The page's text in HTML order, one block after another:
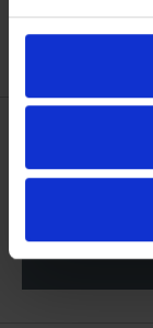
Sólo para
ORDENAR POR: